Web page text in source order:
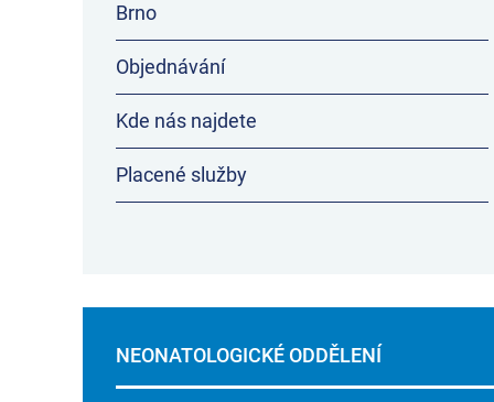
Brno
Objednávání
Kde nás najdete
Placené služby
NEONATOLOGICKÉ ODDĚLENÍ